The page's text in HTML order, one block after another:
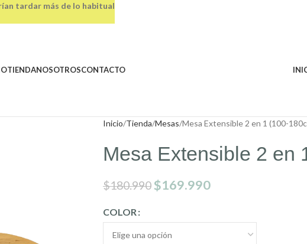
TIENDANOSOTROSCONTACTO
Inicio Tienda Mesas Mesa Extensible 2 en 1 (100-
Mesa Extensible 2 en
$180.990$169.990
COLOR
tardar más de lo habitual